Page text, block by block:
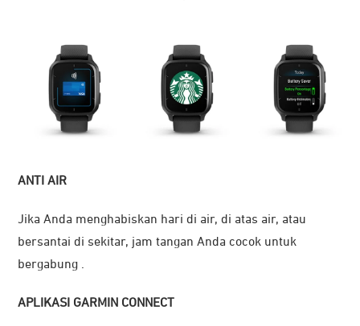
ANTI AIR
Jika Anda menghabiskan hari di air, di atas air, atau
bersantai di sekitar, jam tangan Anda cocok untuk
bergabung .
APLIKASI GARMIN CONNECT